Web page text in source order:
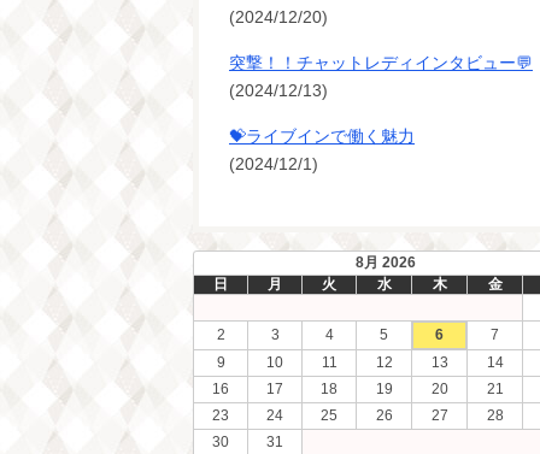
(2024/12/20)
突撃！！チャットレディインタビュー💬
(2024/12/13)
💝ライブインで働く魅力
(2024/12/1)
8月 2026
日
月 火 水 木 金
2 3 4 5 6
7
9
10 11 12 13
14
16
17 18 19 20
21
23
24 25 26 27
28
30
31